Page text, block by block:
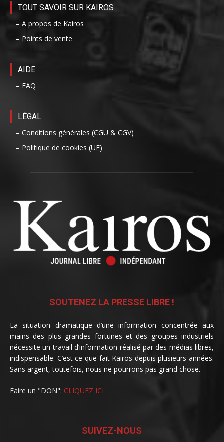
TOUT SAVOIR SUR KAIROS
– A propos de Kairos
– Points de vente
AIDE
– FAQ
LÉGAL
– Conditions générales (CGU & CGV)
– Politique de cookies (UE)
SOUTENEZ LA PRESSE LIBRE !
La situation dramatique d’une information concentrée aux
mains des plus grandes fortunes et des groupes industriels
nécessite un travail d’information réalisé par des médias libres,
indispensable. C’est ce que fait Kairos depuis plusieurs années.
Sans argent, toutefois, nous ne pourrons pas grand chose.
Faire un "DON": CLIQUEZ ICI
SUIVEZ-NOUS